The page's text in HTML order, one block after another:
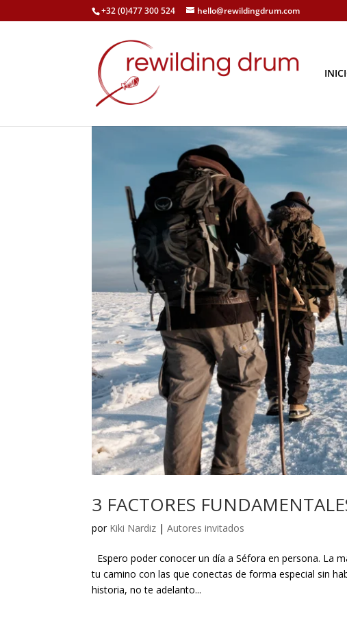
+32 (0)477 300 524 hello@rewildingdrum.com
3 FACTORES
por Kiki Nardiz |Autores invitados
Espero poder conocer un día a Séfora en persona. La
tu camino con las que conectas de forma especial sin
historia, no te adelanto...